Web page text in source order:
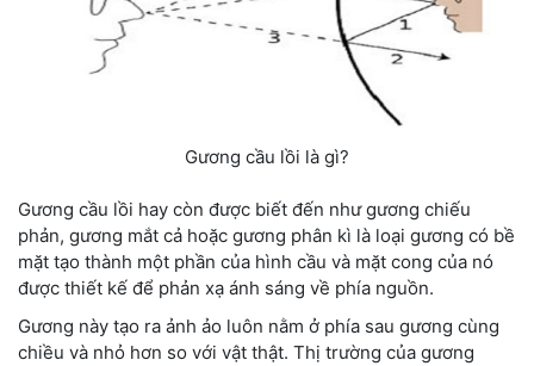
Gương cầu lồi là gì?
Gương cầu lồi hay còn được biết đến như gương chiếu
phản, gương mắt cả hoặc gương phân kì là loại gương có bề
mặt tạo thành một phần của hình cầu và mặt cong của nó
được thiết kế để phản xạ ánh sáng về phía nguồn.
Gương này tạo ra ảnh ảo luôn nằm ở phía sau gương cùng
chiều và nhỏ hơn so với vật thật. Thị trường của gương